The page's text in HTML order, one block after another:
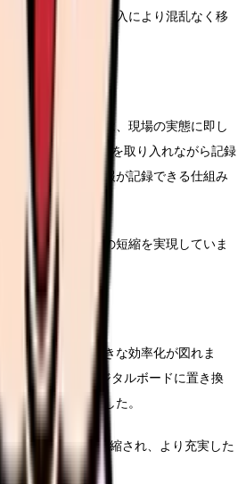
まで、段階的な導入により混乱なく移
て最も重要なのは、現場の実態に即し
では、職員の意見を取り入れながら記録
入力で必要な情報が記録できる仕組み
ながら業務時間の短縮を実現していま
直すことで、大きな効率化が図れま
送りノートをデジタルボードに置き換
有を可能にしました。
1回あたり15分短縮され、より充実した
す。